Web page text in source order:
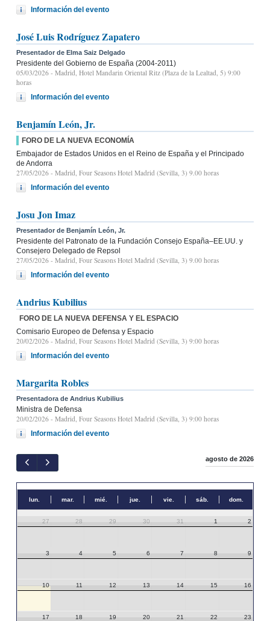
Información del evento
José Luis Rodríguez Zapatero
Presentador de Elma Saiz Delgado
Presidente del Gobierno de España (2004-2011)
05/03/2026 - Madrid, Hotel Mandarin Oriental Ritz (Plaza de la Lealtad, 5) 9:00
horas
Información del evento
Benjamín León, Jr.
FORO DE LA NUEVA ECONOMÍA
Embajador de Estados Unidos en el Reino de España y el Principado
de Andorra
27/05/2026 - Madrid, Four Seasons Hotel Madrid (Sevilla, 3) 9.00 horas
Información del evento
Josu Jon Imaz
Presentador de Benjamín León, Jr.
Presidente del Patronato de la Fundación Consejo España–EE.UU. y
Consejero Delegado de Repsol
27/05/2026 - Madrid, Four Seasons Hotel Madrid (Sevilla, 3) 9.00 horas
Información del evento
Andrius Kubilius
FORO DE LA NUEVA DEFENSA Y EL ESPACIO
Comisario Europeo de Defensa y Espacio
20/02/2026 - Madrid, Four Seasons Hotel Madrid (Sevilla, 3) 9:00 horas
Información del evento
Margarita Robles
Presentadora de Andrius Kubilius
Ministra de Defensa
20/02/2026 - Madrid, Four Seasons Hotel Madrid (Sevilla, 3) 9:00 horas
Información del evento
agosto de 2026
lun. mar. mié. jue. vie. sáb. dom.
27 28 29 30 31 1 2
3 4 5 6 7 8 9
10 11 12 13 14 15 16
17 18 19 20 21 22 23